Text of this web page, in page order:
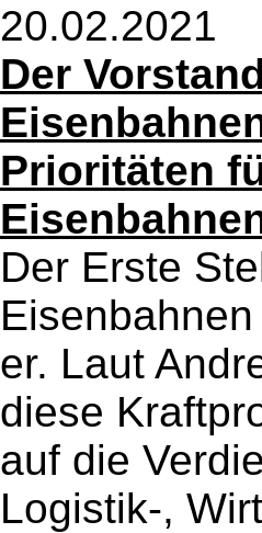
20.02.2021
Der
Prioritäten
Der Erste
er. Laut
diese
auf die
Logistik-,